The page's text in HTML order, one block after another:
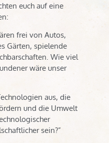
euch auf eine
frei von Autos,
Gärten, spielende
Wie viel
wäre unser
aus, die
und die Umwelt
sein?”